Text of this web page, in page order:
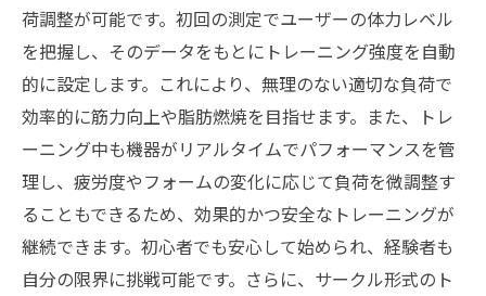
荷調整が可能です。初回の測定でユーザーの体力レベル
を把握し、そのデータをもとにトレーニング強度を自動
的に設定します。これにより、無理のない適切な負荷で
効率的に筋力向上や脂肪燃焼を目指せます。また、トレ
ーニング中も機器がリアルタイムでパフォーマンスを管
理し、疲労度やフォームの変化に応じて負荷を微調整す
ることもできるため、効果的かつ安全なトレーニングが
継続できます。初心者でも安心して始められ、経験者も
自分の限界に挑戦可能です。さらに、サークル形式のト